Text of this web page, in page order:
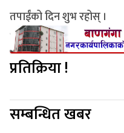
तपाईंको दिन शुभ रहोस् ।
प्रतिक्रिया !
सम्बन्धित खबर